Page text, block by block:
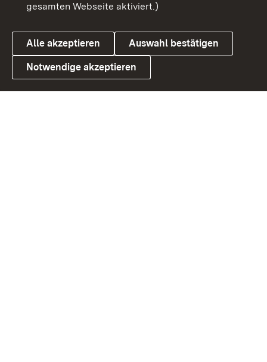
Link zum Landesportal
Datenschutz
Cookies
gesamten Webseite aktiviert.)
Alle akzeptieren Auswahl bestätigen
Notwendige akzeptieren